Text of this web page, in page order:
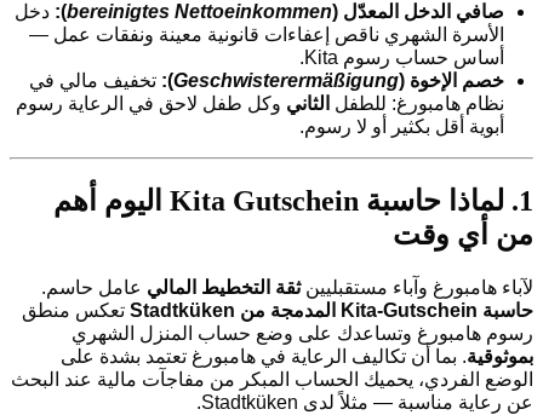
صافي الدخل المعدّل (bereinigtes Nettoeinkommen
): دخل
الأسرة الشهري ناقص إعفاءات قانونية معينة ونفقات عمل —
أساس حساب رسوم Kita.
خصم الإخوة (Geschwisterermäßigung
): تخفيف مالي في
نظام هامبورغ: للطفل الثاني وكل طفل لاحق في الرعاية رسوم
أبوية أقل بكثير أو لا رسوم.
1. لماذا حاسبة Kita Gutschein اليوم أهم
من أي وقت
لآباء هامبورغ وآباء مستقبليينثقة التخطيط المالي عامل حاسم.
حاسبة Kita-Gutschein المدمجة من Stadtküken
تعكس منطق
رسوم هامبورغ وتساعدك على وضع حساب المنزل الشهري
بموثوقية. بما أن تكاليف الرعاية في هامبورغ تعتمد بشدة على
الوضع الفردي، يحميك الحساب المبكر من مفاجآت مالية عند البحث
عن رعاية مناسبة — مثلاً لدى Stadtküken.